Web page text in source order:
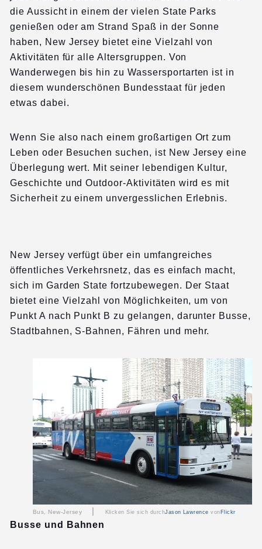
die Aussicht in einem der vielen State Parks
genießen oder am Strand Spaß in der Sonne
haben, New Jersey bietet eine Vielzahl von
Aktivitäten für alle Altersgruppen. Von
Wanderwegen bis hin zu Wassersportarten ist in
diesem wunderschönen Bundesstaat für jeden
etwas dabei.
Wenn Sie also nach einem großartigen Ort zum
Leben oder Besuchen suchen, ist New Jersey eine
Überlegung wert. Mit seiner lebendigen Kultur,
Geschichte und Outdoor-Aktivitäten wird es mit
Sicherheit zu einem unvergesslichen Erlebnis.
New Jersey verfügt über ein umfangreiches
öffentliches Verkehrsnetz, das es einfach macht,
sich im Garden State fortzubewegen. Der Staat
bietet eine Vielzahl von Möglichkeiten, um von
Punkt A nach Punkt B zu gelangen, darunter Busse,
Stadtbahnen, S-Bahnen, Fähren und mehr.
Bus, New-Jersey Klicken Sie sich durchJason Lawrence von Flickr
Busse und Bahnen